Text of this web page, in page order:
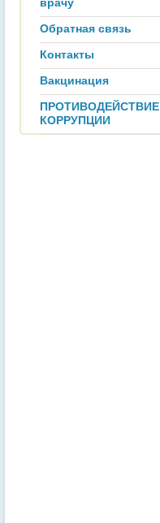
Обратная связь
Контакты
Вакцинация
ПРОТИВОДЕЙСТВИЕ
КОРРУПЦИИ